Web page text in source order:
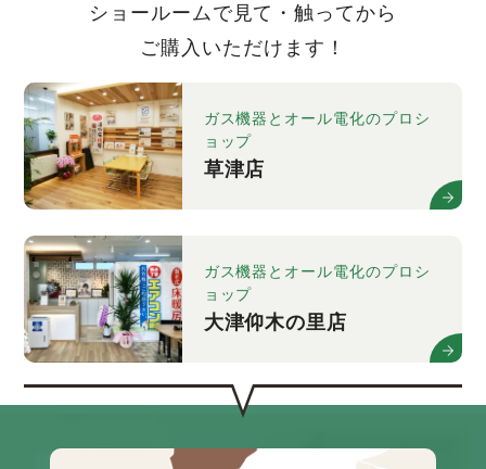
ショールームで見て・触ってから
ご購入いただけます！
ガス機器とオール電化のプロシ
ョップ
草津店
ガス機器とオール電化のプロシ
ョップ
大津仰木の里店